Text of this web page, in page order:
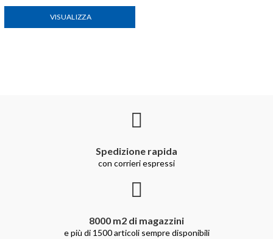
VISUALIZZA
Spedizione rapida
con corrieri espressi
8000 m2 di magazzini
e più di 1500 articoli sempre disponibili